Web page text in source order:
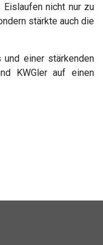
nicht nur zu
stärkte auch die
und einer stärkenden
KWGler auf einen